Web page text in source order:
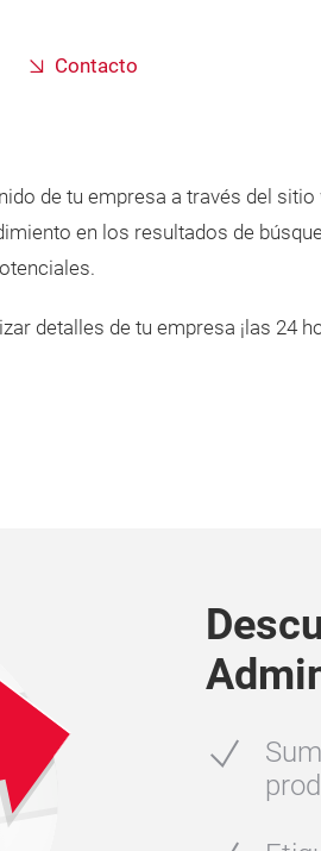
Contacto
de tu empresa a través del sitio
en los resultados de
detalles de tu empresa ¡las 24